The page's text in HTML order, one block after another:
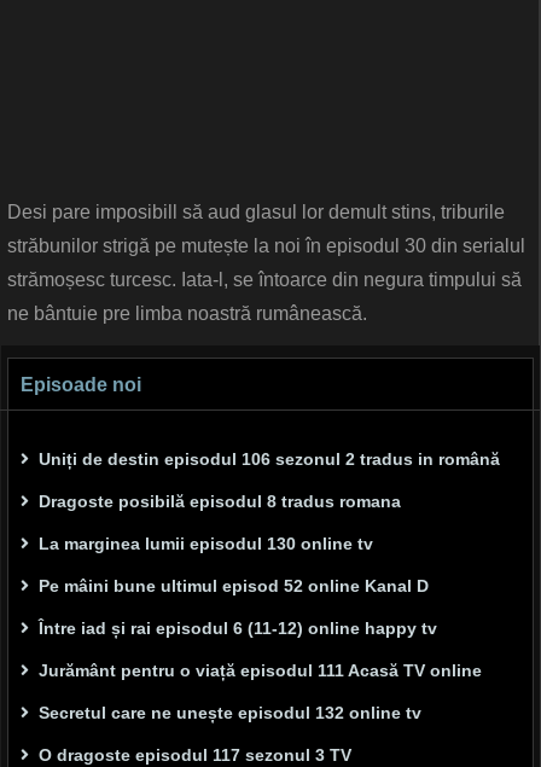
Desi pare imposibill să aud glasul lor demult stins, triburile
străbunilor strigă pe mutește la noi în episodul 30 din serialul
strămoșesc turcesc. Iata-l, se întoarce din negura timpului să
ne bântuie pre limba noastră rumânească.
Episoade noi
Uniți de destin episodul 106 sezonul 2 tradus in română
Dragoste posibilă episodul 8 tradus romana
La marginea lumii episodul 130 online tv
Pe mâini bune ultimul episod 52 online Kanal D
Între iad și rai episodul 6 (11-12) online happy tv
Jurământ pentru o viață episodul 111 Acasă TV online
Secretul care ne unește episodul 132 online tv
O dragoste episodul 117 sezonul 3 TV